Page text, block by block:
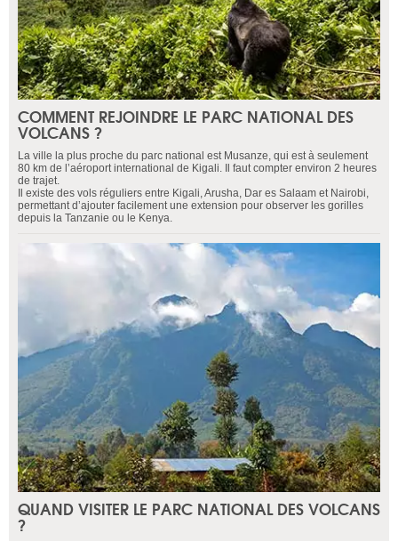
COMMENT REJOINDRE LE PARC NATIONAL DES
VOLCANS ?
La ville la plus proche du parc national est Musanze, qui est à seulement
80 km de l’aéroport international de Kigali. Il faut compter environ 2 heures
de trajet.
Il existe des vols réguliers entre Kigali, Arusha, Dar es Salaam et Nairobi,
permettant d’ajouter facilement une extension pour observer les gorilles
depuis la Tanzanie ou le Kenya.
QUAND VISITER LE PARC NATIONAL DES VOLCANS
?